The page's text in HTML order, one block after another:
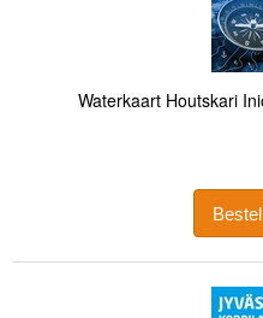
Waterkaart Houtskari